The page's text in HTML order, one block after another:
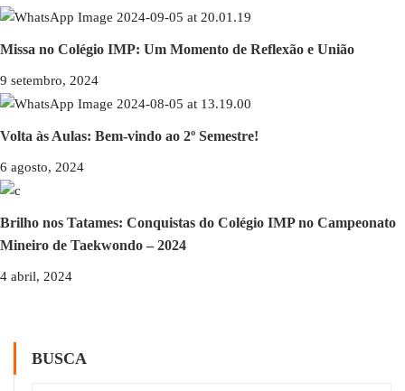
Missa no Colégio IMP: Um Momento de Reflexão e União
9 setembro, 2024
Volta às Aulas: Bem-vindo ao 2º Semestre!
6 agosto, 2024
Brilho nos Tatames: Conquistas do Colégio IMP no Campeonato
Mineiro de Taekwondo – 2024
4 abril, 2024
BUSCA